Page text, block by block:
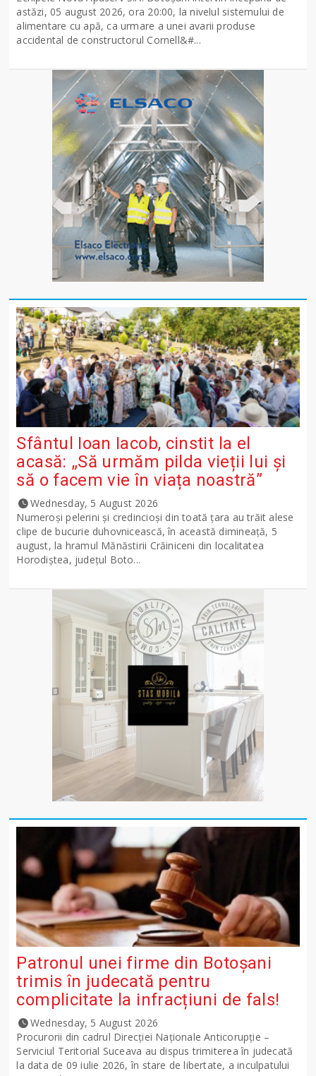
astăzi, 05 august 2026, ora 20:00, la nivelul sistemului de
alimentare cu apă, ca urmare a unei avarii produse
accidental de constructorul Cornell&#...
Sfântul Ioan Iacob, cinstit la el
acasă: „Să urmăm pilda vieții lui și
să o facem vie în viața noastră”
Wednesday, 5 August 2026
Numeroși pelerini și credincioși din toată țara au trăit alese
clipe de bucurie duhovnicească, în această dimineață, 5
august, la hramul Mănăstirii Crăiniceni din localitatea
Horodiștea, județul Boto...
Patronul unei firme din Botoșani
trimis în judecată pentru
complicitate la infracțiuni de fals!
Wednesday, 5 August 2026
Procurorii din cadrul Direcției Naționale Anticorupție –
Serviciul Teritorial Suceava au dispus trimiterea în judecată
la data de 09 iulie 2026, în stare de libertate, a inculpatului